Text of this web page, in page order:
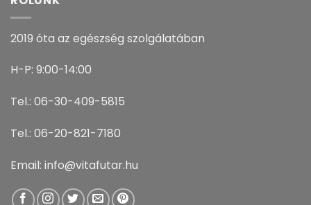
2019 óta az egészség szolgálatában
H-P: 9:00-14:00
Tel.: 06-30-409-5815
Tel.: 06-20-821-7180
Email: info@vitafutar.hu